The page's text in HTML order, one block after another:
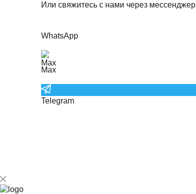
Или свяжитесь с нами через мессенджер
WhatsApp
Max
Telegram